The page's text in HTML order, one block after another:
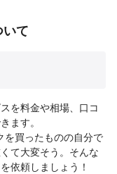
て
を料金や相場、口コ
ます。
を買ったものの自分で
て大変そう。そんな
依頼しましょう！